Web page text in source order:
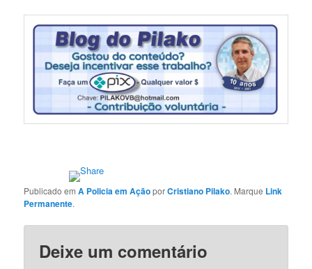
Publicado emA Policia em AçãoporCristiano Pilako. Marque Link
Permanente.
Deixe um comentário